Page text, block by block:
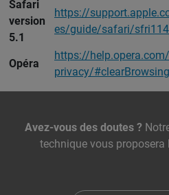
Safari
version
5.1
https://
es/guide/safari/
Opéra
https://
privacy/
Avez-vous des doutes ?
technique vous